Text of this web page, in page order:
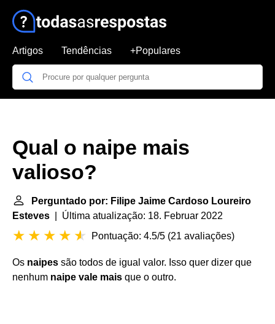
Artigos Tendências +Populares
Qual o naipe mais
valioso?
Perguntado por: Filipe Jaime Cardoso Loureiro
Esteves | Última atualização: 18. Februar 2022
Pontuação: 4.5/5 (21 avaliações)
Os naipes são todos de igual valor. Isso quer dizer que
nenhum naipe vale mais que o outro.